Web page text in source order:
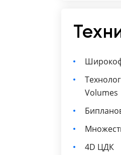
Volumes
4D ЦДК